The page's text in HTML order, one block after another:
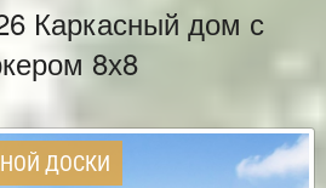
Каркасный дом с
8х8
ДОСКИ